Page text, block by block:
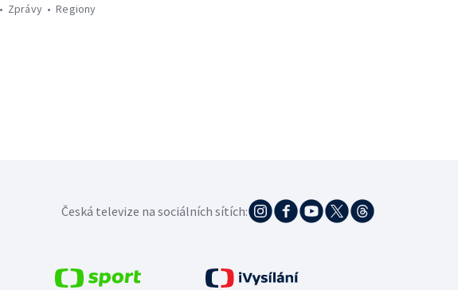
Zprávy Regiony
Česká televize na sociálních sítích: